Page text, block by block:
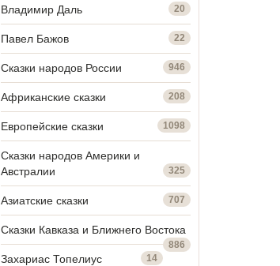
Владимир Даль 20
Павел Бажов 22
Сказки народов России 946
Африканские сказки 208
Европейские сказки 1098
Сказки народов Америки и
Австралии
325
Азиатские сказки 707
Сказки Кавказа и Ближнего Востока
886
Захариас Топелиус 14